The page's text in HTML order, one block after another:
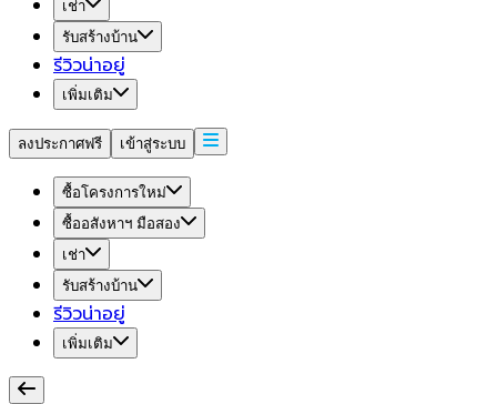
เช่า
รับสร้างบ้าน
รีวิวน่าอยู่
เพิ่มเติม
ลงประกาศฟรี เข้าสู่ระบบ
ซื้อโครงการใหม่
ซื้ออสังหาฯ มือสอง
เช่า
รับสร้างบ้าน
รีวิวน่าอยู่
เพิ่มเติม